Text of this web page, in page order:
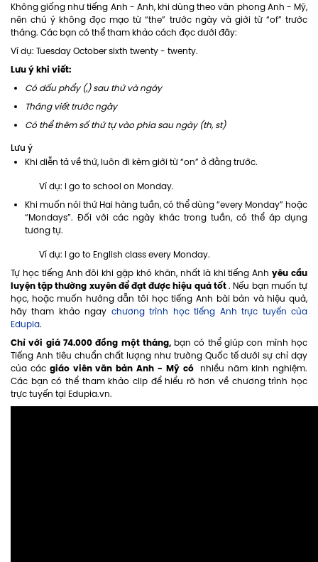
Không giống như tiếng Anh - Anh, khi dùng theo văn phong Anh - Mỹ,
nên chú ý không đọc mạo từ “the” trước ngày và giới từ “of” trước
tháng. Các bạn có thể tham khảo cách đọc dưới đây:
Ví dụ: Tuesday October sixth twenty - twenty.
Lưu ý khi viết:
Có dấu phẩy (,) sau thứ và ngày
Tháng viết trước ngày
Có thể thêm số thứ tự vào phía sau ngày (th, st)
Lưu ý
Khi diễn tả về thứ, luôn đi kèm giới từ “on” ở đằng trước.
Ví dụ: I go to school on Monday.
Khi muốn nói thứ Hai hàng tuần, có thể dùng “every Monday” hoặc
“Mondays”. Đối với các ngày khác trong tuần, có thể áp dụng
tương tự.
Ví dụ: I go to English class every Monday.
Tự học tiếng Anh đôi khi gặp khó khăn, nhất là khi tiếng Anhyêu cầu
luyện tập thường xuyên để đạt được hiệu quả tốt. Nếu bạn muốn tự
học, hoặc muốn hướng dẫn tôi học tiếng Anh bài bản và hiệu quả,
hãy tham khảo ngay chương trình học tiếng Anh trực tuyến của
Edupia.
Chỉ với giá 74.000 đồng một tháng,bạn có thể giúp con mình học
Tiếng Anh tiêu chuẩn chất lượng như trường Quốc tế dưới sự chỉ dạy
của các giáo viên văn bản Anh - Mỹ cónhiều năm kinh nghiệm.
Các bạn có thể tham khảo clip để hiểu rõ hơn về chương trình học
trực tuyến tại Edupia.vn.